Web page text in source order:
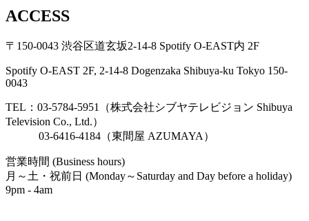
ACCESS
〒150-0043 渋谷区道玄坂2-14-8 Spotify O-EAST内 2F
Spotify O-EAST 2F, 2-14-8 Dogenzaka Shibuya-ku Tokyo 150-
0043
TEL：03-5784-5951（株式会社シブヤテレビジョン Shibuya
Television Co., Ltd.）
03-6416-4184（東間屋 AZUMAYA）
営業時間 (Business hours)
月～土・祝前日 (Monday～Saturday and Day before a holiday)
9pm - 4am